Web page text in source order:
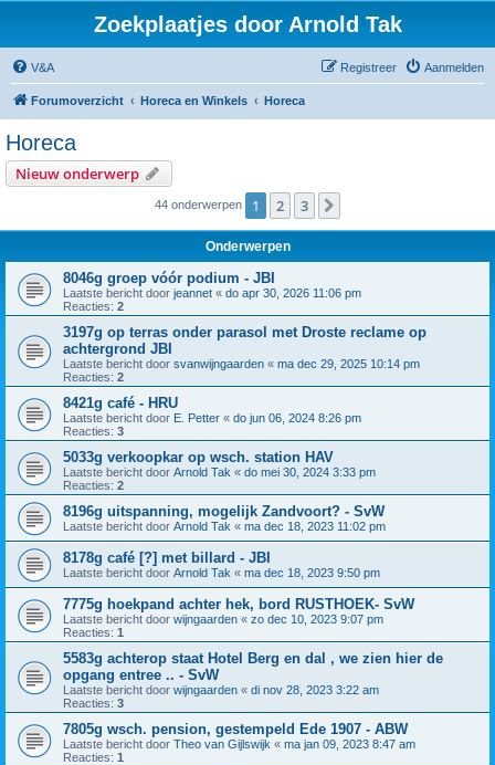
Zoekplaatjes door Arnold Tak
V&A Aanmelden
Registreer
Forumoverzicht Horeca en Winkels Horeca
Horeca
Nieuw onderwerp
44 onderwerpen 1 2 3
Onderwerpen
8046g groep vóór podium - JBI
Laatste bericht door jeannet « do apr 30, 2026 11:06 pm
Reacties: 2
3197g op terras onder parasol met Droste reclame op
achtergrond JBI
Laatste bericht door svanwijngaarden « ma dec 29, 2025 10:14 pm
Reacties: 2
8421g café - HRU
Laatste bericht door E. Petter « do jun 06, 2024 8:26 pm
Reacties: 3
5033g verkoopkar op wsch. station HAV
Laatste bericht door Arnold Tak « do mei 30, 2024 3:33 pm
Reacties: 2
8196g uitspanning, mogelijk Zandvoort? - SvW
Laatste bericht door Arnold Tak « ma dec 18, 2023 11:02 pm
8178g café [?] met billard - JBI
Laatste bericht door Arnold Tak « ma dec 18, 2023 9:50 pm
7775g hoekpand achter hek, bord RUSTHOEK- SvW
Laatste bericht door wijngaarden « zo dec 10, 2023 9:07 pm
Reacties: 1
5583g achterop staat Hotel Berg en dal , we zien hier de
opgang entree .. - SvW
Laatste bericht door wijngaarden « di nov 28, 2023 3:22 am
Reacties: 3
7805g wsch. pension, gestempeld Ede 1907 - ABW
Laatste bericht door Theo van Gijlswijk « ma jan 09, 2023 8:47 am
Reacties: 1